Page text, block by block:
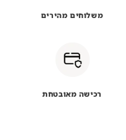
משלוחים מהירים
רכישה מאובטחת